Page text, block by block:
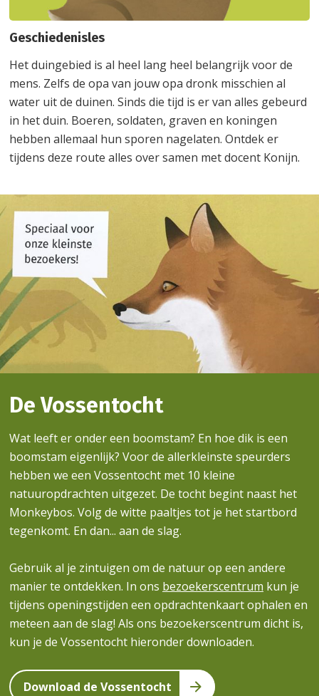
Geschiedenisles
Het duingebied is al heel lang heel belangrijk voor de
mens. Zelfs de opa van jouw opa dronk misschien al
water uit de duinen. Sinds die tijd is er van alles gebeurd
in het duin. Boeren, soldaten, graven en koningen
hebben allemaal hun sporen nagelaten. Ontdek er
tijdens deze route alles over samen met docent Konijn.
De Vossentocht
Wat leeft er onder een boomstam? En hoe dik is een
boomstam eigenlijk? Voor de allerkleinste speurders
hebben we een Vossentocht met 10 kleine
natuuropdrachten uitgezet. De tocht begint naast het
Monkeybos. Volg de witte paaltjes tot je het startbord
tegenkomt. En dan... aan de slag.
Gebruik al je zintuigen om de natuur op een andere
manier te ontdekken. In ons bezoekerscentrum kun je
tijdens openingstijden een opdrachtenkaart ophalen en
meteen aan de slag! Als ons bezoekerscentrum dicht is,
kun je de Vossentocht hieronder downloaden.
Download de Vossentocht